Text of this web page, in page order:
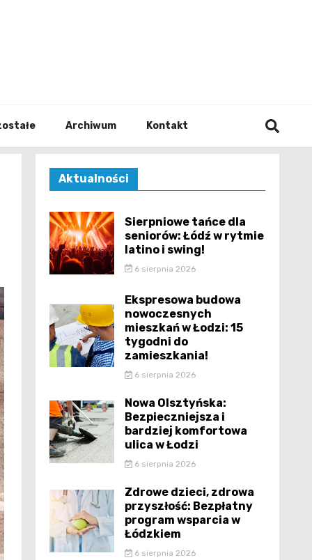
Archiwum Kontakt
Aktualności
Sierpniowe tańce dla
seniorów: Łódź w rytmie
latino i swing!
6 sierpnia 2026
Ekspresowa budowa
nowoczesnych
mieszkań w Łodzi: 15
tygodni do
zamieszkania!
6 sierpnia 2026
Nowa Olsztyńska:
Bezpieczniejsza i
bardziej komfortowa
ulica w Łodzi
6 sierpnia 2026
Zdrowe dzieci, zdrowa
przyszłość: Bezpłatny
program wsparcia w
Łódzkiem
6 sierpnia 2026